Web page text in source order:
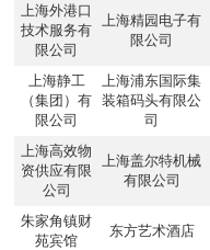
上海外港口
技术服务有
限公司
上海精园电子有
限公司
上海静工
（集团）有
限公司
上海浦东国际集
装箱码头有限公
司
上海高效物
资供应有限
公司
上海盖尔特机械
有限公司
朱家角镇财
苑宾馆
东方艺术酒店